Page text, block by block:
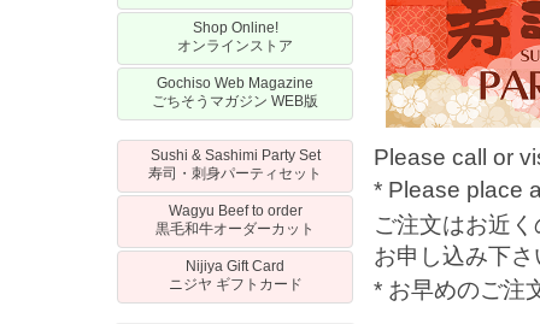
Shop Online!
オンラインストア
Gochiso Web Magazine
ごちそうマガジン WEB版
Sushi & Sashimi Party Set
寿司・刺身パーティセット
Wagyu Beef to order
黒毛和牛オーダーカット
Nijiya Gift Card
ニジヤ ギフトカード
Please call or
* Please place
ご注文はお近
お申し込み下
* お早めのご注